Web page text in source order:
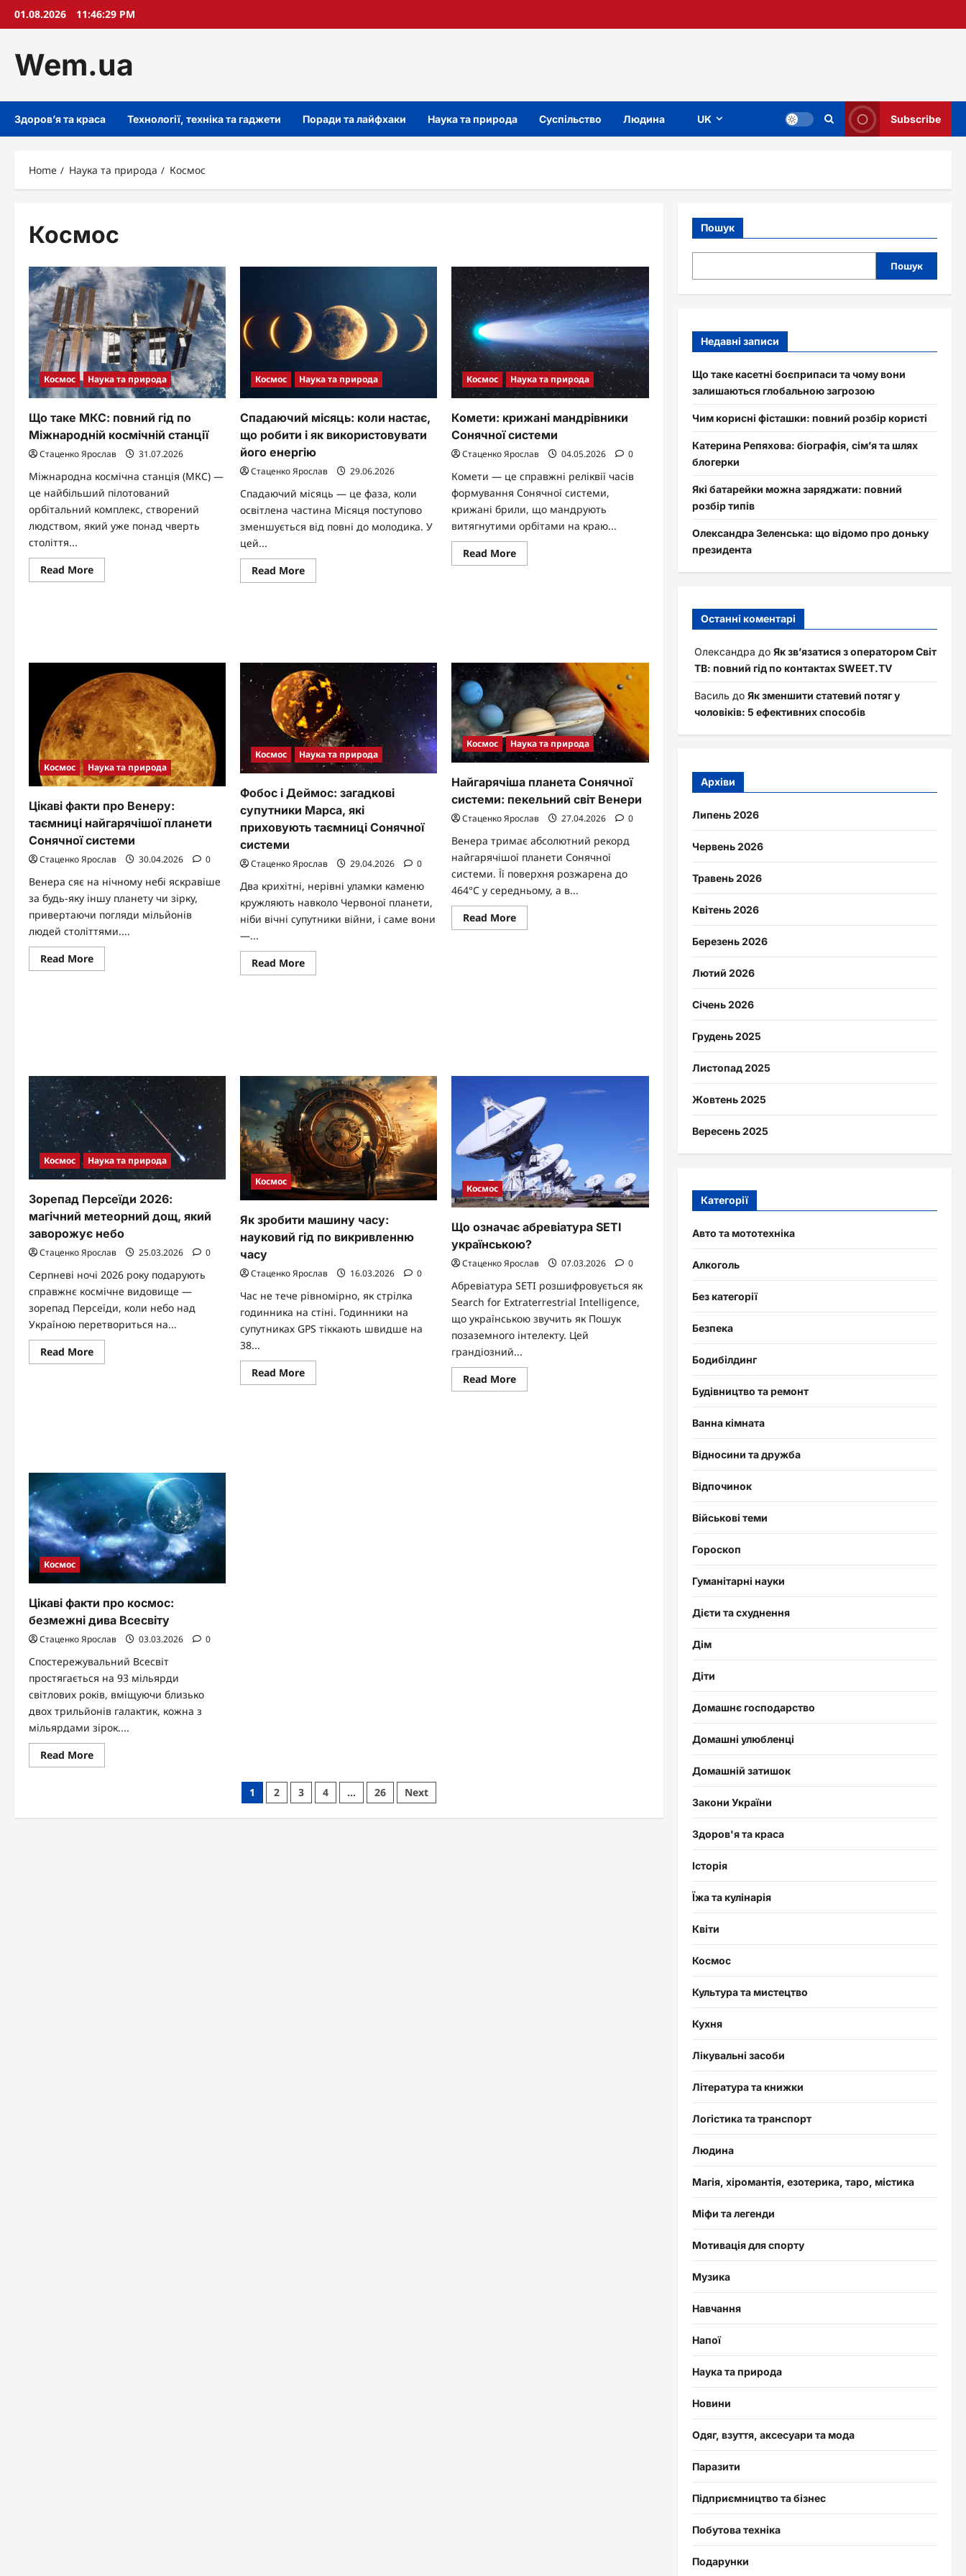
Skip01.08.2026 11:46:30 PM
Wem.ua
Здоров’я та краса Технології, техніка та гаджети Поради та лайфхаки Наука та природа Суспільство Людина UK Subscribe
Home Наука та природа Космос
Космос
Космос Наука та природа
Що таке МКС: повний гід по
Міжнародній космічній станції
Стаценко Ярослав 31.07.2026
Міжнародна космічна станція (МКС) —
це найбільший пілотований
орбітальний комплекс, створений
людством, який уже понад чверть
століття...
Read MoreRead
more
Міжнародній
космічній
станції
Космос Наука та природа
Спадаючий місяць: коли настає,
що робити і як використовувати
його енергію
Стаценко Ярослав 29.06.2026
Спадаючий місяць — це фаза, коли
освітлена частина Місяця поступово
зменшується від повні до молодика. У
цей...
Read MoreRead
more
і
як
використовувати
його
енергію
Космос Наука та природа
Комети: крижані мандрівники
Сонячної системи
Стаценко Ярослав 04.05.2026 0
Комети — це справжні реліквії часів
формування Сонячної системи,
крижані брили, що мандрують
витягнутими орбітами на краю...
Read MoreRead
more
Космос Наука та природа
Цікаві факти про Венеру:
таємниці найгарячішої планети
Сонячної системи
Стаценко Ярослав 30.04.2026 0
Венера сяє на нічному небі яскравіше
за будь-яку іншу планету чи зірку,
привертаючи погляди мільйонів
людей століттями....
Read MoreRead
more
Космос Наука та природа
Фобос і Деймос: загадкові
супутники Марса, які
приховують таємниці Сонячної
системи
Стаценко Ярослав 29.04.2026 0
Два крихітні, нерівні уламки каменю
кружляють навколо Червоної планети,
ніби вічні супутники війни, і саме вони
—...
Read MoreRead
more
таємниці
Сонячної
системи
Космос Наука та природа
Найгарячіша планета Сонячної
системи: пекельний світ Венери
Стаценко Ярослав 27.04.2026 0
Венера тримає абсолютний рекорд
найгарячішої планети Сонячної
системи. Її поверхня розжарена до
464°C у середньому, а в...
Read MoreRead
more
Космос Наука та природа
Зорепад Персеїди 2026:
магічний метеорний дощ, який
заворожує небо
Стаценко Ярослав 25.03.2026 0
Серпневі ночі 2026 року подарують
справжнє космічне видовище —
зорепад Персеїди, коли небо над
Україною перетвориться на...
Read MoreRead
more
Космос
Як зробити машину часу:
науковий гід по викривленню
часу
Стаценко Ярослав 16.03.2026 0
Час не тече рівномірно, як стрілка
годинника на стіні. Годинники на
супутниках GPS тіккають швидше на
38...
Read MoreRead
more
Космос
Що означає абревіатура SETI
українською?
Стаценко Ярослав 07.03.2026 0
Абревіатура SETI розшифровується як
Search for Extraterrestrial Intelligence,
що українською звучить як Пошук
позаземного інтелекту. Цей
грандіозний...
Read MoreRead
more
Космос
Цікаві факти про космос:
безмежні дива Всесвіту
Стаценко Ярослав 03.03.2026 0
Спостережувальний Всесвіт
простягається на 93 мільярди
світлових років, вміщуючи близько
двох трильйонів галактик, кожна з
мільярдами зірок....
Read MoreRead
more
космос:
Пагінація
записів
1 2 3 4 … 26 Next
Пошук
Пошук
Недавні записи
Що таке касетні боєприпаси та чому вони
залишаються глобальною загрозою
Чим корисні фісташки: повний розбір користі
Катерина Репяхова: біографія, сім’я та шлях
блогерки
Які батарейки можна заряджати: повний
розбір типів
Олександра Зеленська: що відомо про доньку
президента
Останні коментарі
Олександра до Як зв’язатися з оператором Світ
ТВ: повний гід по контактах SWEET.TV
Василь до Як зменшити статевий потяг у
чоловіків: 5 ефективних способів
Архіви
Липень 2026
Червень 2026
Травень 2026
Квітень 2026
Березень 2026
Лютий 2026
Січень 2026
Грудень 2025
Листопад 2025
Жовтень 2025
Вересень 2025
Категорії
Авто та мототехніка
Алкоголь
Без категорії
Безпека
Бодибілдинг
Будівництво та ремонт
Ванна кімната
Відносини та дружба
Відпочинок
Військові теми
Гороскоп
Гуманітарні науки
Дієти та схуднення
Дім
Діти
Домашнє господарство
Домашні улюбленці
Домашній затишок
Закони України
Здоров'я та краса
Історія
Їжа та кулінарія
Квіти
Космос
Культура та мистецтво
Кухня
Лікувальні засоби
Література та книжки
Логістика та транспорт
Людина
Магія, хіромантія, езотерика, таро, містика
Міфи та легенди
Мотивація для спорту
Музика
Навчання
Напої
Наука та природа
Новини
Одяг, взуття, аксесуари та мода
Паразити
Підприємництво та бізнес
Побутова техніка
Подарунки